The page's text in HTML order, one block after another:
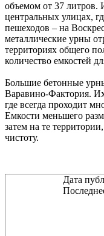
объемом от 37 литров.
центральных улицах,
пешеходов – на
металлические урны
территориях общего
количество емкостей
Большие бетонные
Варавино-Фактория.
где всегда проходит
Емкости меньшего
затем на те
чистоту.
Дата